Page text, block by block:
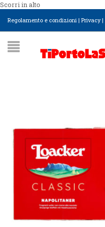
Scorri in alto
Regolamento e condizioni | Privacy|